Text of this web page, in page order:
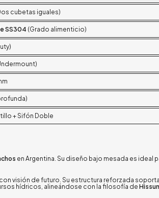
cubetas iguales)
SS304 (Grado alimenticio)
+ Sifón Doble
en Argentina. Su diseño bajo mesada es ideal
visión de futuro. Su estructura reforzada
hídricos, alineándose con la filosofía de